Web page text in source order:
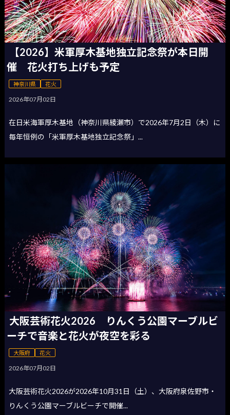
【2026】米軍厚木基地独立記念祭が本日開
催 花火打ち上げも予定
神奈川県 花火
2026年07月02日
在日米海軍厚木基地（神奈川県綾瀬市）で2026年7月2日（木）に
毎年恒例の「米軍厚木基地独立記念祭」...
大阪芸術花火2026 りんくう公園マーブルビ
ーチで音楽と花火が夜空を彩る
大阪府 花火
2026年07月02日
大阪芸術花火2026が2026年10月31日（土）、大阪府泉佐野市・
りんくう公園マーブルビーチで開催...